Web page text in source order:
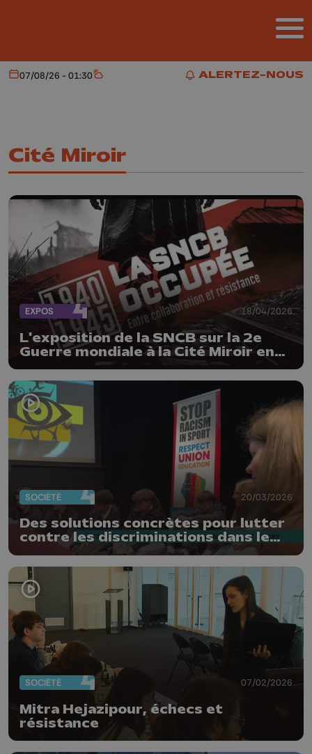
ALERTEZ-NOUS
ALERTEZ-NOUS
Aujourd'hui
07/08/26 - 01:30 Météo
Cité Miroir
EXPOS 18/04/2026
L'exposition de la SNCB sur la 2e
Guerre mondiale à la Cité Miroir en
2027
SOCIÉTÉ 20/03/2026
Des solutions concrètes pour lutter
contre les discriminations dans le
SOCIÉTÉ 07/02/2026
Mitra Hejazipour, échecs et
résistance